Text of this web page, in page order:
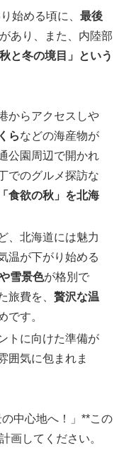
始める頃に、 最後
あり、また、内陸部
秋と冬の境目」という
からアクセスしや
らなどの海産物が
公園周辺で開かれ
でのグルメ探訪な
「食欲の秋」を北海
、北海道には魅力
温が下がり始める
雪景色が格別で
旅費を、贅沢な温
です。
トに向けた準備が
囲気に包まれま
中心地へ！」**この
画してください。